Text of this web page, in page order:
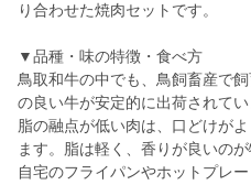
り合わせた焼肉セットです。
▼品種・味の特徴・食べ方
鳥取和牛の中でも、鳥飼畜産で
の良い牛が安定的に出荷されてい
脂の融点が低い肉は、口どけが
ます。脂は軽く、香りが良いのが
自宅のフライパンやホットプレ